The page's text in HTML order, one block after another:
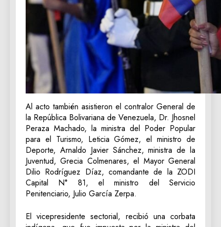
Al acto también asistieron el contralor General de
la República Bolivariana de Venezuela, Dr. Jhosnel
Peraza Machado, la ministra del Poder Popular
para el Turismo, Leticia Gómez, el ministro de
Deporte, Arnaldo Javier Sánchez, ministra de la
Juventud, Grecia Colmenares, el Mayor General
Dilio Rodríguez Díaz, comandante de la ZODI
Capital N° 81, el ministro del Servicio
Penitenciario, Julio García Zerpa.
El vicepresidente sectorial, recibió una corbata